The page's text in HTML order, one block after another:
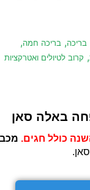
בריכה, בריכה חמה,
, קרוב לטיולים ואטרקציות
באלה סאן
כולל חגים.